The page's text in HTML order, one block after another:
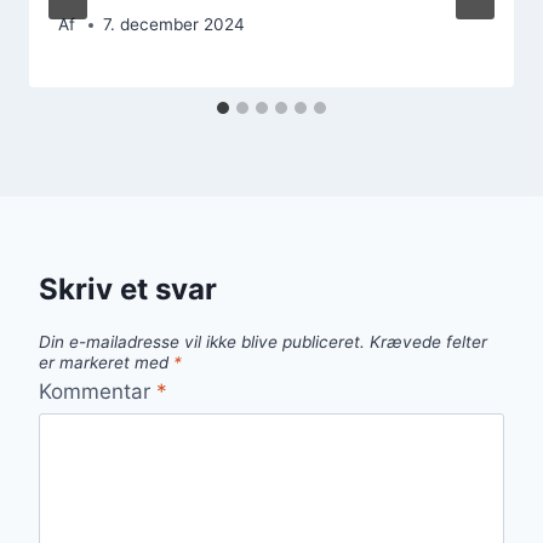
Af 7. december 2024
Skriv et svar
Din e-mailadresse vil ikke blive publiceret. Krævede felter
er markeret med *
Kommentar *